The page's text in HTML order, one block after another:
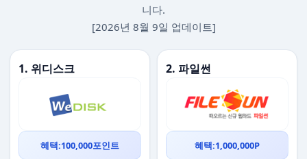
니다.
[2026년 8월 9일 업데이트]
1. 위디스크
혜택:100,000포인트
2. 파일썬
혜택:1,000,000P